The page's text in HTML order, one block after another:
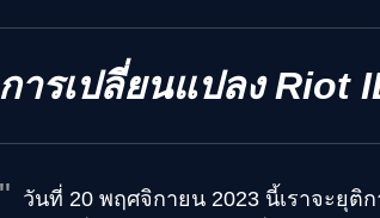
การเปลี่ยนแปลง Riot
วันที่ 20 พฤศจิกายน 2023 นี้เราจะยุติ